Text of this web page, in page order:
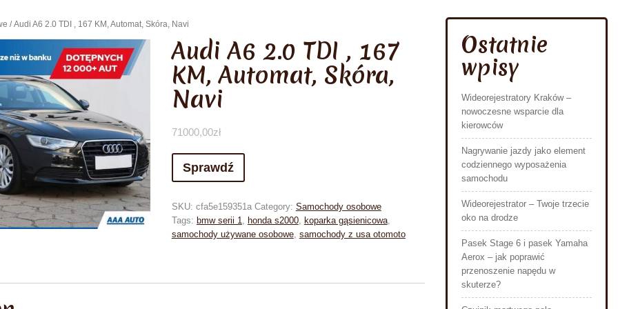
/ Audi A6 2.0 TDI , 167 KM, Automat, Skóra, Navi
Audi A6 2.0 TDI , 167
KM, Automat, Skóra,
Navi
71000,00zł
Sprawdź
SKU: cfa5e159351a Category: Samochody osobowe
Tags: bmw serii 1 honda s2000, koparka gąsienicowa,
samochody używane osobowe, samochody z usa otomoto
Ostatnie
wpisy
Wideorejestratory Kraków –
nowoczesne wsparcie dla
kierowców
Nagrywanie jazdy jako element
codziennego wyposażenia
samochodu
Wideorejestrator – Twoje trzecie
oko na drodze
Pasek Stage 6 i pasek Yamaha
Aerox – jak poprawić
przenoszenie napędu w
skuterze?